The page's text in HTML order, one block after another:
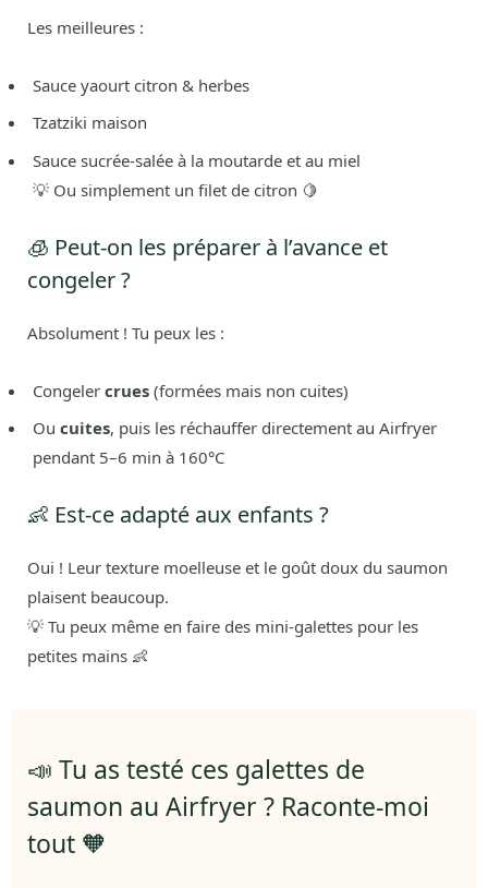
Les meilleures :
Sauce yaourt citron & herbes
Tzatziki maison
Sauce sucrée-salée à la moutarde et au miel
💡 Ou simplement un filet de citron 🍋
🧊 Peut-on les préparer à l’avance et
congeler ?
Absolument ! Tu peux les :
Congeler crues (formées mais non cuites)
Ou cuites, puis les réchauffer directement au Airfryer
pendant 5–6 min à 160°C
👶 Est-ce adapté aux enfants ?
Oui ! Leur texture moelleuse et le goût doux du saumon
plaisent beaucoup.
💡 Tu peux même en faire des mini-galettes pour les
petites mains 👶
📣 Tu as testé ces galettes de
saumon au Airfryer ? Raconte-moi
tout 🧡